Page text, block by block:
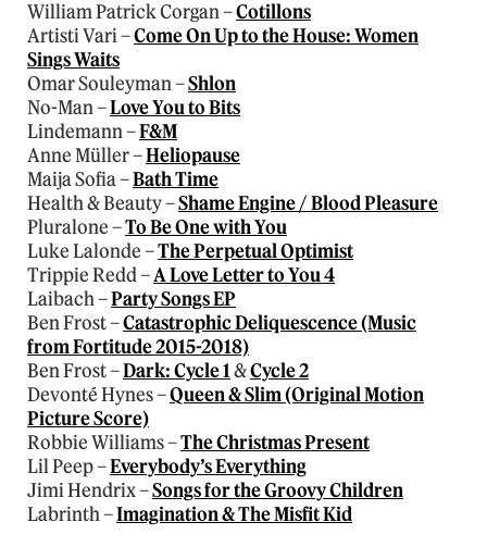
William Patrick Corgan –Cotillons
Artisti Vari –Come On Up to the House: Women
Sings Waits
Omar Souleyman –Shlon
No-Man –Love You to Bits
Lindemann –F&M
Anne Müller –Heliopause
Maija Sofia –Bath Time
Health & Beauty –Shame Engine / Blood Pleasure
Pluralone –To Be One with You
Luke Lalonde –The Perpetual Optimist
Trippie Redd –A Love Letter to You 4
Laibach –Party Songs EP
Ben Frost –Catastrophic Deliquescence (Music
from Fortitude 2015-2018)
Ben Frost –Dark: Cycle 1&Cycle 2
Devonté Hynes –Queen & Slim (Original Motion
Picture Score)
Robbie Williams –The Christmas Present
Lil Peep –Everybody’s Everything
Jimi Hendrix –Songs for the Groovy Children
Labrinth –Imagination & The Misfit Kid